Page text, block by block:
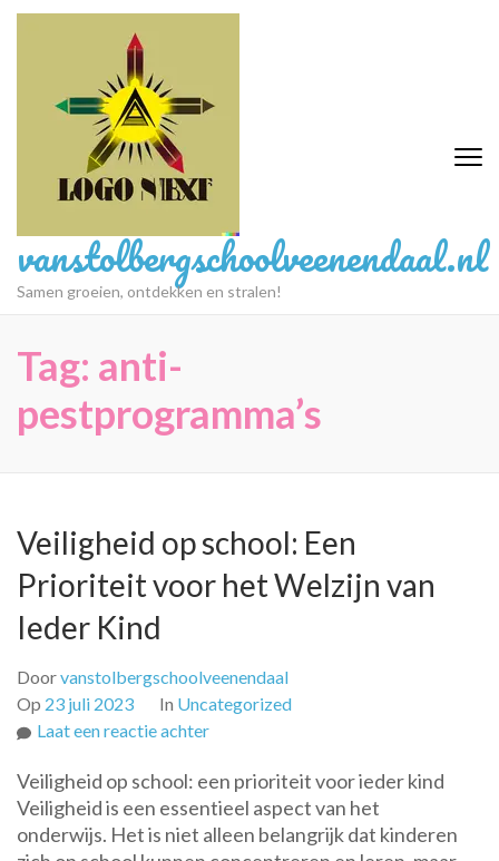
Ga
vanstolbergschoolveenendaal.nl
Samen groeien, ontdekken en stralen!
Tag: anti-
pestprogramma’s
Veiligheid op school: Een
Prioriteit voor het Welzijn van
Ieder Kind
Doorvanstolbergschoolveenendaal
Op 23 juli 2023 In Uncategorized
Laat een reactie achterop
op
school:
Een
Veiligheid op school: een prioriteit voor ieder kind
Veiligheid is een essentieel aspect van het
onderwijs. Het is niet alleen belangrijk dat kinderen